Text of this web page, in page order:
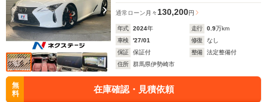
通常ローン 月々 130,200円
年式 2024年 走行 0.9万km
車検
'27/01 修復
なし
保証
保証付 整備
法定整備付
住所
群馬県伊勢崎市
無
料
在庫確認・見積依頼